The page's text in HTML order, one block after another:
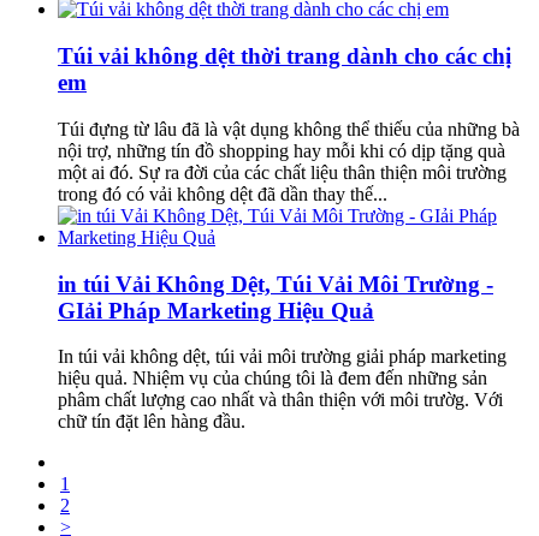
Túi vải không dệt thời trang dành cho các chị
em
Túi đựng từ lâu đã là vật dụng không thể thiếu của những bà
nội trợ, những tín đồ shopping hay mỗi khi có dịp tặng quà
một ai đó. Sự ra đời của các chất liệu thân thiện môi trường
trong đó có vải không dệt đã dần thay thế...
in túi Vải Không Dệt, Túi Vải Môi Trường -
GIải Pháp Marketing Hiệu Quả
In túi vải không dệt, túi vải môi trường giải pháp marketing
hiệu quả. Nhiệm vụ của chúng tôi là đem đến những sản
phâm chất lượng cao nhất và thân thiện với môi trườg. Với
chữ tín đặt lên hàng đầu.
1
2
>